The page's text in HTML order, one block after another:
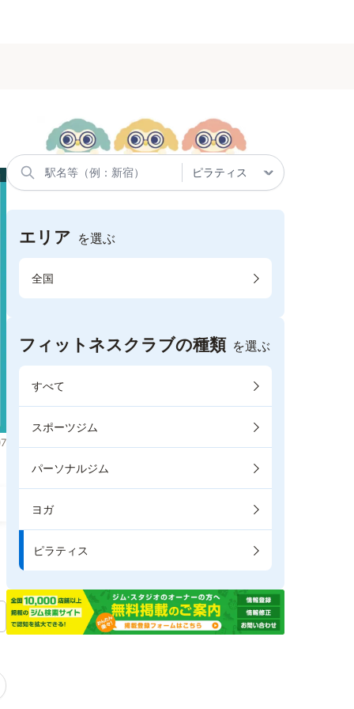
エリア を選ぶ
全国
フィットネスクラブの種類 を選ぶ
すべて
スポーツジム
パーソナルジム
ヨガ
ピラティス